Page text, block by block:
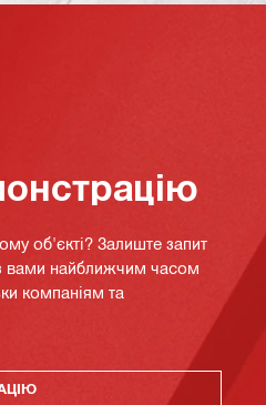
об'єкті? Залиште запит
вами найближчим часом
компаніям та